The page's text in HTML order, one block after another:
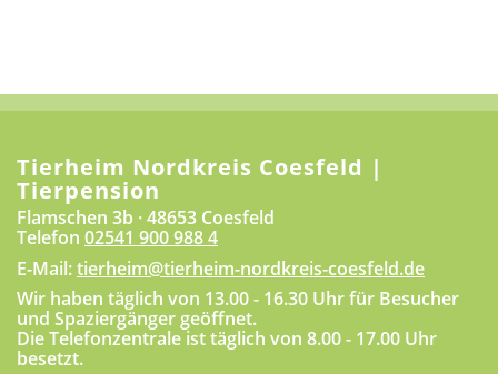
Tierheim Nordkreis Coesfeld |
Tierpension
Flamschen 3b · 48653 Coesfeld
Telefon 02541 900 988 4
E-Mail:tierheim@tierheim-nordkreis-coesfeld.de
Wir haben täglich von 13.00 - 16.30 Uhr für Besucher
und Spaziergänger geöffnet.
Die Telefonzentrale ist täglich von 8.00 - 17.00 Uhr
besetzt.